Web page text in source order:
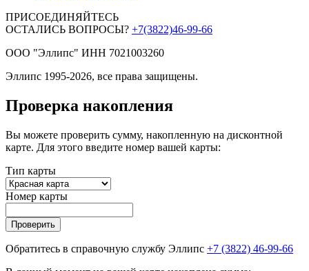
ПРИСОЕДИНЯЙТЕСЬ
ОСТАЛИСЬ ВОПРОСЫ? +7(3822)46-99-66
ООО "Эллипс" ИНН 7021003260
Эллипс 1995-2026, все права защищены.
Проверка накопления
Вы можете проверить сумму, накопленную на дисконтной
карте. Для этого введите номер вашей карты:
Тип карты
Номер карты
Проверить
Обратитесь в справочную службу Эллипс +7 (3822) 46-99-66